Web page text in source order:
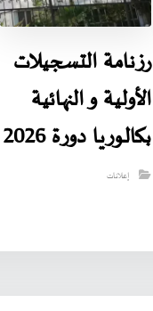
رزنامة التسجيلات
الأولية و النهائية
بكالوريا دورة 2026
إعلانات